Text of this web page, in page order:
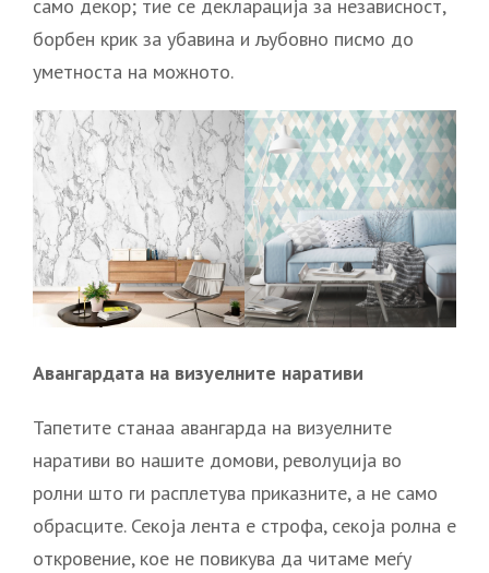
само декор; тие се декларација за независност,
борбен крик за убавина и љубовно писмо до
уметноста на можното.
Авангардата на визуелните наративи
Тапетите станаа авангарда на визуелните
наративи во нашите домови, револуција во
ролни што ги расплетува приказните, а не само
обрасците. Секоја лента е строфа, секоја ролна е
откровение, кое не повикува да читаме меѓу